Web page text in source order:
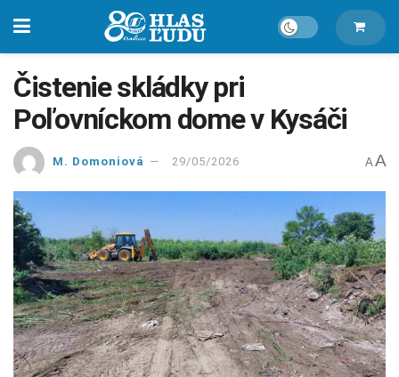
Čistenie skládky pri
Poľovníckom dome v Kysáči
M. Domoniová 29/05/2026 A A